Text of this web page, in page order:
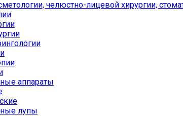
челюстно-лицевой хирургии,
аппараты
лупы